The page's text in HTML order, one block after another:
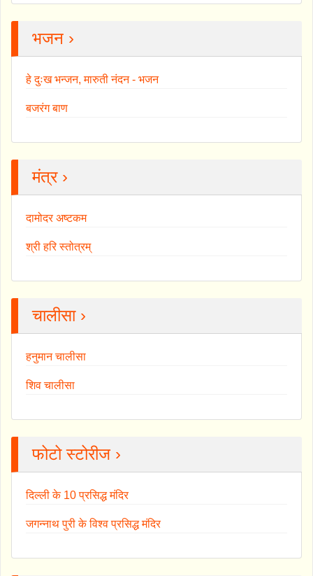
भजन ›
हे दुःख भन्जन, मारुती नंदन - भजन
बजरंग बाण
मंत्र ›
दामोदर अष्टकम
श्री हरि स्तोत्रम्
चालीसा ›
हनुमान चालीसा
शिव चालीसा
फोटो स्टोरीज ›
दिल्ली के 10 प्रसिद्ध मंदिर
जगन्नाथ पुरी के विश्व प्रसिद्ध मंदिर